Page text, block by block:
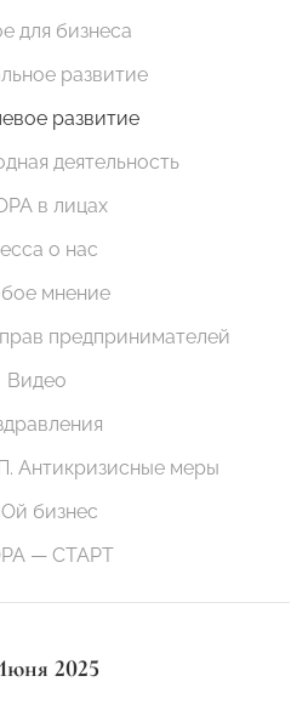
для бизнеса
развитие
развитие
деятельность
в лицах
о нас
мнение
предпринимателей
Видео
Антикризисные меры
бизнес
— СТАРТ
2025